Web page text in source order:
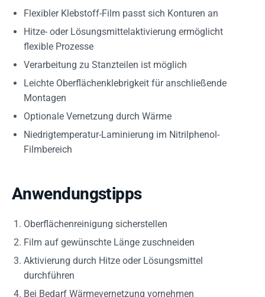
Flexibler Klebstoff-Film passt sich Konturen an
Hitze- oder Lösungsmittelaktivierung ermöglicht
flexible Prozesse
Verarbeitung zu Stanzteilen ist möglich
Leichte Oberflächenklebrigkeit für anschließende
Montagen
Optionale Vernetzung durch Wärme
Niedrigtemperatur-Laminierung im Nitrilphenol-
Filmbereich
Anwendungstipps
Oberflächenreinigung sicherstellen
Film auf gewünschte Länge zuschneiden
Aktivierung durch Hitze oder Lösungsmittel
durchführen
Bei Bedarf Wärmevernetzung vornehmen